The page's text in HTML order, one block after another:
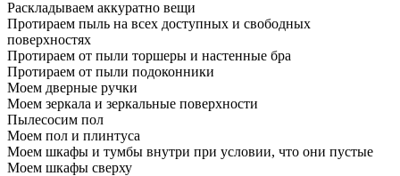
Раскладываем аккуратно вещи
Протираем пыль на всех доступных и свободных
поверхностях
Протираем от пыли торшеры и настенные бра
Протираем от пыли подоконники
Моем дверные ручки
Моем зеркала и зеркальные поверхности
Пылесосим пол
Моем пол и плинтуса
Моем шкафы и тумбы внутри при условии, что они пустые
Моем шкафы сверху